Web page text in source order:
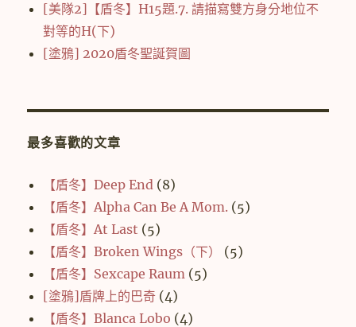
[美隊2]【盾冬】H15題.7. 請描寫雙方身分地位不
對等的H(下)
[塗鴉] 2020盾冬聖誕賀圖
最多喜歡的文章
【盾冬】Deep End (8)
【盾冬】Alpha Can Be A Mom. (5)
【盾冬】At Last (5)
【盾冬】Broken Wings（下）
(5)
【盾冬】Sexcape Raum (5)
[塗鴉]盾牌上的巴奇 (4)
【盾冬】Blanca Lobo (4)